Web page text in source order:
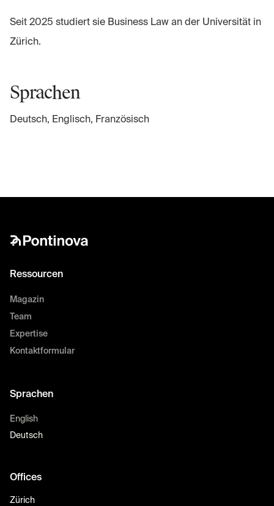
Seit 2025 studiert sie Business Law an der Universität in
Zürich.
Sprachen
Deutsch, Englisch, Französisch
Ressourcen
Magazin
Team
Expertise
Kontaktformular
Sprachen
English
Deutsch
Offices
Zürich